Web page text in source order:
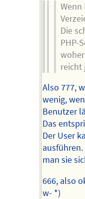
Wenn
Die
PHP-
reicht
Also 777,
wenig,
Benutzer
Das
Der User
man sie
666, also
w- *)